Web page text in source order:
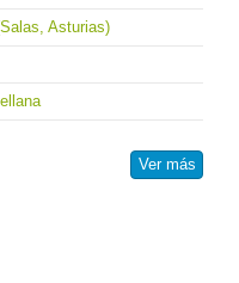
Asturias)
Ver más